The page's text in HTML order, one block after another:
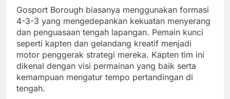
Gosport Borough biasanya menggunakan formasi
4-3-3 yang mengedepankan kekuatan menyerang
dan penguasaan tengah lapangan. Pemain kunci
seperti kapten dan gelandang kreatif menjadi
motor penggerak strategi mereka. Kapten tim ini
dikenal dengan visi permainan yang baik serta
kemampuan mengatur tempo pertandingan di
tengah.